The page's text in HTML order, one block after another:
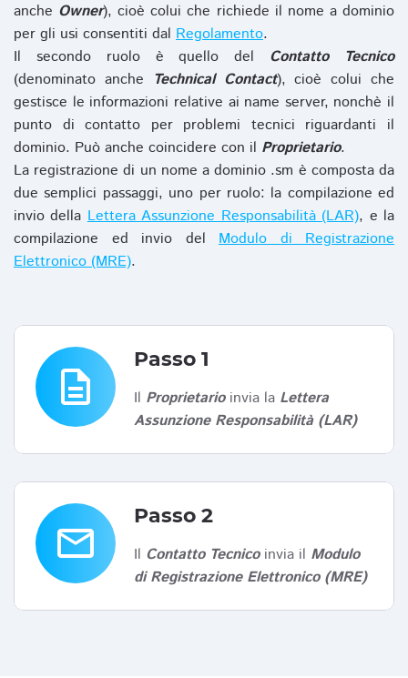
anche Owner), cioè colui che richiede il nome a dominio
per gli usi consentiti dal Regolamento.
Il secondo ruolo è quello del Contatto Tecnico
(denominato anche Technical Contact), cioè colui che
gestisce le informazioni relative ai name server, nonchè il
punto di contatto per problemi tecnici riguardanti il
dominio. Può anche coincidere con il Proprietario.
La registrazione di un nome a dominio .sm è composta da
due semplici passaggi, uno per ruolo: la compilazione ed
invio dellaLettera Assunzione Responsabilità (LAR), e la
compilazione ed invio del Modulo di Registrazione
Elettronico (MRE).
description
Passo 1
Il Proprietarioinvia la Lettera
Assunzione Responsabilità (LAR)
email
Passo 2
Il Contatto Tecnicoinvia il Modulo
di Registrazione Elettronico (MRE)